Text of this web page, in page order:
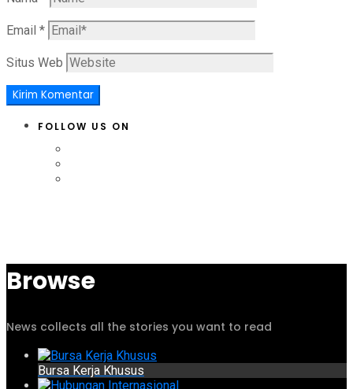
Email *
Situs Web
FOLLOW US ON
Browse
News collects all the stories you want to read
Bursa Kerja Khusus